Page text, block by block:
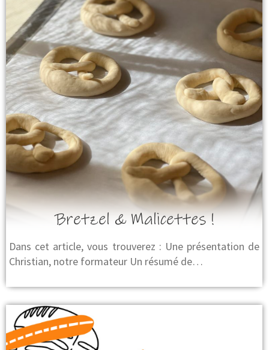
Bretzel & Malicettes !
Dans cet article, vous trouverez : Une présentation de
Christian, notre formateur Un résumé de…